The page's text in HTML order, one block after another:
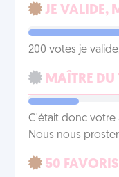
JE VALIDE,
200 votes je
MAÎTRE DU
C'était donc votre
Nous nous
50 FAVORIS